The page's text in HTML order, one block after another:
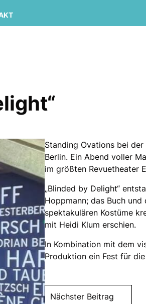
Standing Ovations bei
Berlin. Ein Abend voller
im größten Revuetheater
Blinded by Delight“
Hoppmann; das Buch
spektakulären Kostüme
mit Heidi Klum erschien.
In Kombination mit dem
Produktion ein Fest für
Nächster Beitrag